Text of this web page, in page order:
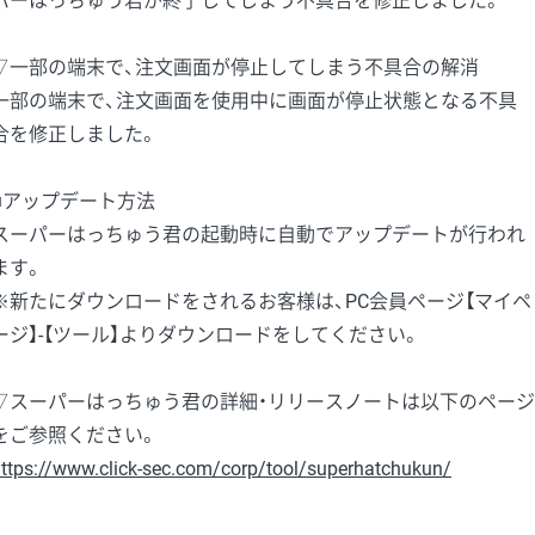
部の端末で、注文画面が停止してしまう不具合の解消
部の端末で、注文画面を使用中に画面が停止状態となる不具
を修正しました。
ップデート方法
ーパーはっちゅう君の起動時に自動でアップデートが行われ
す。
たにダウンロードをされるお客様は、PC会員ページ【マイペ
ジ】-【ツール】よりダウンロードをしてください。
ーパーはっちゅう君の詳細・リリースノートは以下のページ
ご参照ください。
www.click-sec.com/corp/tool/superhatchukun/